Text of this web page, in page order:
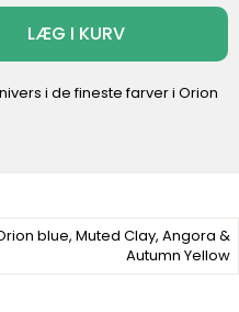
blue, Muted Clay, Angora &
Autumn Yellow
LÆG I KURV
i de fineste farver i Orion